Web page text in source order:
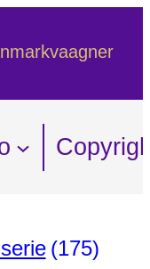
(175)